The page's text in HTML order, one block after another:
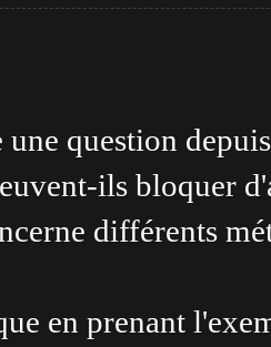
une question
ils bloquer
différents
en prenant